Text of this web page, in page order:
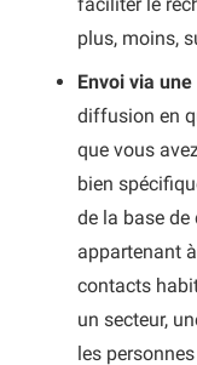
plus, moins,
Envoi via
diffusion en
que vous
bien
de la base
appartenant
contacts
un secteur,
les